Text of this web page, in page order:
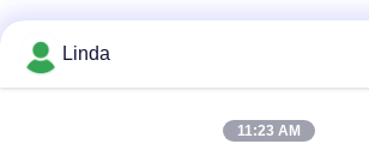
Linda
11:23 AM